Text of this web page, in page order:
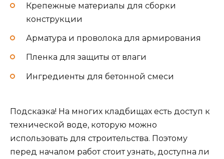
Крепежные материалы для сборки
конструкции
Арматура и проволока для армирования
Пленка для защиты от влаги
Ингредиенты для бетонной смеси
Подсказка! На многих кладбищах есть доступ к
технической воде, которую можно
использовать для строительства. Поэтому
перед началом работ стоит узнать, доступна ли